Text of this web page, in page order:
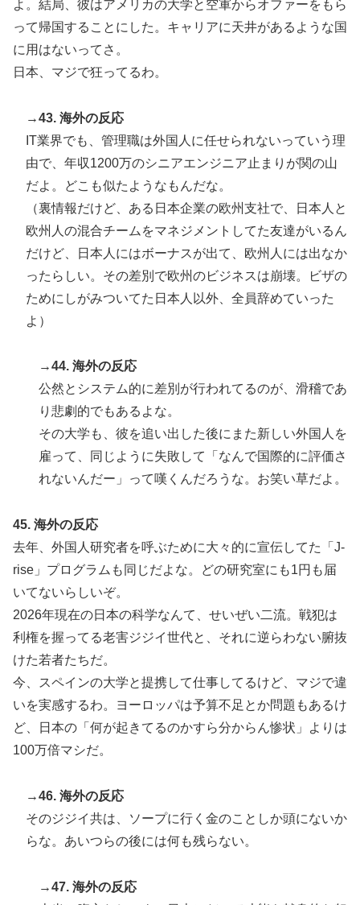
よ。結局、彼はアメリカの大学と空軍からオファーをもら
って帰国することにした。キャリアに天井があるような国
に用はないってさ。
日本、マジで狂ってるわ。
→43. 海外の反応
IT業界でも、管理職は外国人に任せられないっていう理
由で、年収1200万のシニアエンジニア止まりが関の山
だよ。どこも似たようなもんだな。
（裏情報だけど、ある日本企業の欧州支社で、日本人と
欧州人の混合チームをマネジメントしてた友達がいるん
だけど、日本人にはボーナスが出て、欧州人には出なか
ったらしい。その差別で欧州のビジネスは崩壊。ビザの
ためにしがみついてた日本人以外、全員辞めていった
よ）
→44. 海外の反応
公然とシステム的に差別が行われてるのが、滑稽であ
り悲劇的でもあるよな。
その大学も、彼を追い出した後にまた新しい外国人を
雇って、同じように失敗して「なんで国際的に評価さ
れないんだー」って嘆くんだろうな。お笑い草だよ。
45. 海外の反応
去年、外国人研究者を呼ぶために大々的に宣伝してた「J-
rise」プログラムも同じだよな。どの研究室にも1円も届
いてないらしいぞ。
2026年現在の日本の科学なんて、せいぜい二流。戦犯は
利権を握ってる老害ジジイ世代と、それに逆らわない腑抜
けた若者たちだ。
今、スペインの大学と提携して仕事してるけど、マジで違
いを実感するわ。ヨーロッパは予算不足とか問題もあるけ
ど、日本の「何が起きてるのかすら分からん惨状」よりは
100万倍マシだ。
→46. 海外の反応
そのジジイ共は、ソープに行く金のことしか頭にないか
らな。あいつらの後には何も残らない。
→47. 海外の反応